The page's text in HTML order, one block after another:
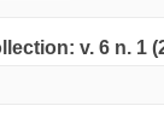
v. 6 n. 1